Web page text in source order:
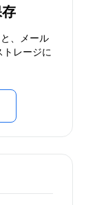
、メール
トレージに